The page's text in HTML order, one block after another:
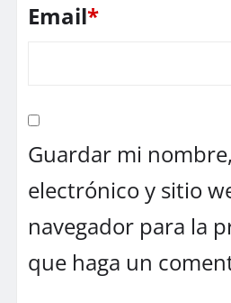
Email*
Guardar mi
electrónico y sitio
navegador para la
que haga un